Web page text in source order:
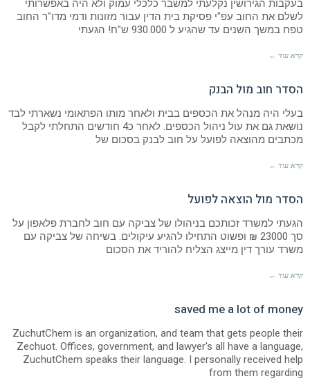
בעקבות הגירושין נקלעתי למשבר כלכלי עמוק ולא היה באפשרותי
לשלם את החוב עפ"י פסיקת בית הדין עבור מזונות ודמי מדו"ר החוב
טפח במשך השנים עד שהגיע ל 930.000 ש"ח! הגעתי
קרא עוד ←
הסדר חוב מול הבנק
בעלי היה מנהל את הכספים בבית ולאחר מותו הפתאומי נשארתי לבד
נושאת גם את עול ניהול הכספים. לאחר כ4 חודשים התחלתי לקבל
מכתבים מהוצאה לפועל על חוב לבנק בסכום של
קרא עוד ←
הסדר מול הוצאה לפועל
הגעתי למשרד זכותכם בניהולו של צביקה עם חוב לחברת פלאפון על
סך 23000 ₪ ופשוט התחילו להגיע עיקולים. בשיחה של צביקה עם
משרד עורך דין מייצג הצליח להוריד את הסכום
קרא עוד ←
saved me a lot of money
ZuchutChem is an organization, and team that gets people their
Zechuot. Offices, government, and lawyer's all have a language,
ZuchutChem speaks their language. I personally received help
from them regarding